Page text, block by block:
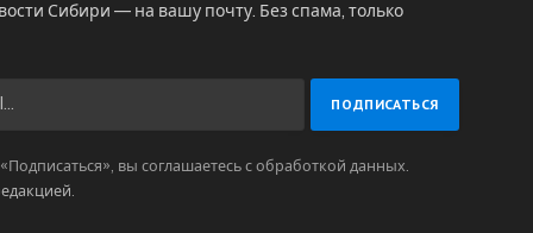
Сибири — на вашу почту. Без спама, только
вы соглашаетесь с обработкой данных.
.